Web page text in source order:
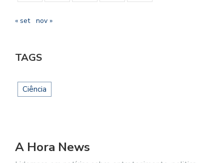
« set nov »
TAGS
Ciência
A Hora News